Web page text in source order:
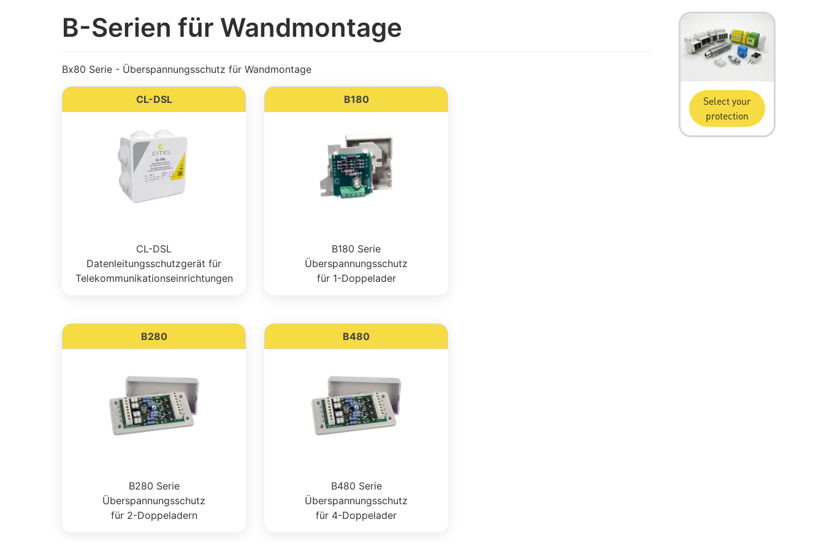
B-Serien für Wandmontage
Bx80 Serie - Überspannungsschutz für Wandmontage
CL-DSL
CL-DSL
Datenleitungsschutzgerät für
Telekommunikationseinrichtungen
B180
B180 Serie
Überspannungsschutz
für 1-Doppelader
B280
B280 Serie
Überspannungsschutz
für 2-Doppeladern
B480
B480 Serie
Überspannungsschutz
für 4-Doppelader
Select your
protection